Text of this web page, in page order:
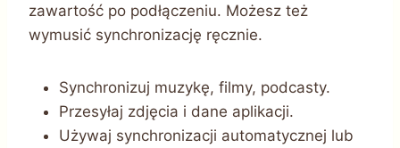
zawartość po podłączeniu. Możesz też
wymusić synchronizację ręcznie.
Synchronizuj muzykę, filmy, podcasty.
Przesyłaj zdjęcia i dane aplikacji.
Używaj synchronizacji automatycznej lub